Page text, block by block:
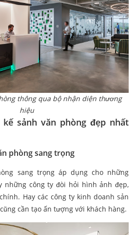
thông qua bộ nhận diện thương
hiệu
sảnh văn phòng đẹp nhất
phòng sang trọng
sang trọng áp dụng cho những
những công ty đòi hỏi hình ảnh đẹp,
Hay các công ty kinh doanh sản
cần tạo ấn tượng với khách hàng.